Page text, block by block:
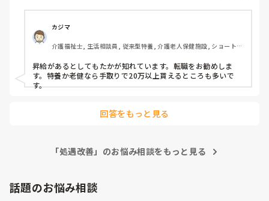
支給額18万弱の手取14万位
賞与年2回40万
以前、一緒に働いていた方の紹介で入りましたが、とても後
悔しています。
実家暮らしなので普通に生活できていますが、将来がとても
不安で仕方ありません。
ますが、男性ならやっぱり特養とか老健に行った方が給料も
やっぱり男性でグループホームというのは長く勤めるのは厳
カジマ
介護福祉士, 生活相談員, 従来型特養, 介護老人保健施設, ショートス
昇給があるとしてもたかが知れています。転職をお勧めしま
す。特養か老健なら手取りで20万以上貰えるところも多いで
す。
回答をもっと見る
「処遇改善」のお悩み相談をもっと見る
話題のお悩み相談